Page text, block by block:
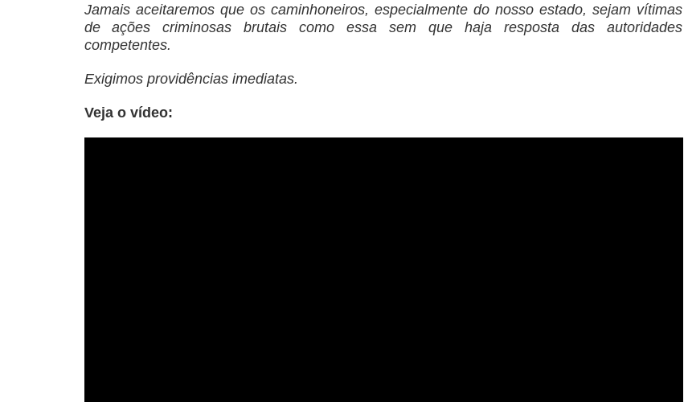
Jamais aceitaremos que os caminhoneiros, especialmente do nosso estado, sejam vítimas
de ações criminosas brutais como essa sem que haja resposta das autoridades
competentes.
Exigimos providências imediatas.
Veja o vídeo: